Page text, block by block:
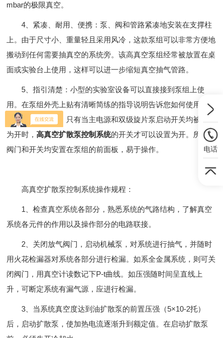
mbar的极限真空。
4、紧凑、耐用、便携：泵、阀和管路紧凑地安装在支撑柱
上。由于尺寸小、重量轻且采用风冷，这款泵组可以非常方便地
搬动到任何需要抽真空的系统旁。该高真空泵组经常被放置在桌
面或实验台上使用，这样可以进一步缩短真空抽气管路。
5、指引清楚：小型的实验室设备可以直接接到泵组上使
用。在泵组外壳上贴有清晰简练的指导说明告诉您如何使用泵
组，防止误操作。只有当主电源和双级旋片泵启动开关均被设置
为开时，高真空扩散泵控制系统的开关才可以设置为开。所有的
阀门和开关均安置在泵组的前面板，易于操作。
高真空扩散泵控制系统操作规程：
1、检查真空系统各部分，熟悉系统的气路结构，了解真空
系统各元件的作用以及操作部分的电路联接。
2、关闭放气阀门，启动机械泵，对系统进行抽气，并随时
用火花检漏器对系统各部分进行检漏。如系全金属系统，则可关
闭阀门，用真空计读数记下P-t曲线。如压强随时间呈直线上
升，可断定系统有漏气源，应进行检漏。
3、当系统真空度达到油扩散泵的前置压强（5×10-2托）
后，启动扩散泵，使加热电流逐渐升到额定值。在启动扩散泵
电话